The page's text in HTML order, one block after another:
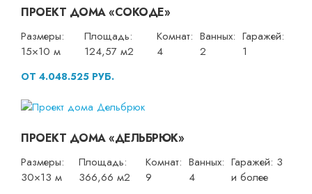
ПРОЕКТ ДОМА «СОКОДЕ»
Размеры:
15×10 м
Площадь:
124,57 м2
Комнат:
4
Ванных:
2
Гаражей:
1
ОТ 4.048.525 РУБ.
ПРОЕКТ ДОМА «ДЕЛЬБРЮК»
Размеры:
30×13 м
Площадь:
366,66 м2
Комнат:
9
Ванных:
4
Гаражей: 3
и более